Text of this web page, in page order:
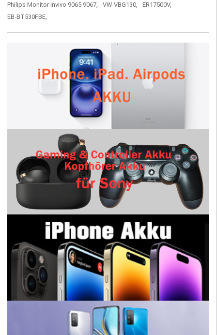
Philips Monitor Invivo 9065 9067,
VW-VBG130,
ER17500V,
EB-BT530FBE,